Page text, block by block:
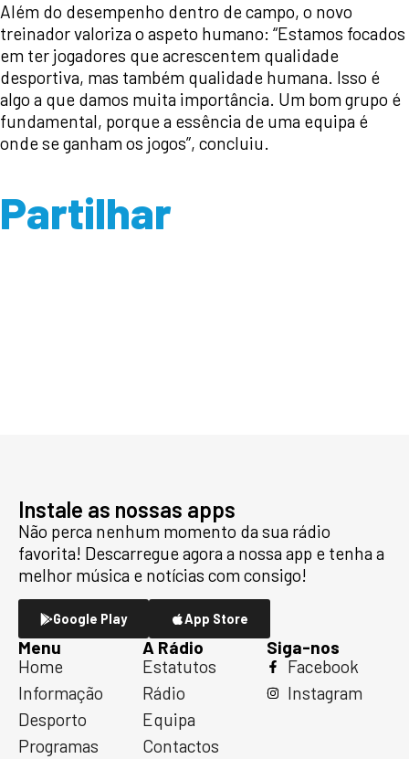
Além do desempenho dentro de campo, o novo
treinador valoriza o aspeto humano: “Estamos focados
em ter jogadores que acrescentem qualidade
desportiva, mas também qualidade humana. Isso é
algo a que damos muita importância. Um bom grupo é
fundamental, porque a essência de uma equipa é
onde se ganham os jogos”, concluiu.
Partilhar
Instale as nossas apps
Não perca nenhum momento da sua rádio
favorita! Descarregue agora a nossa app e tenha a
melhor música e notícias com consigo!
Google Play App Store
Menu
Home
Informação
Desporto
Programas
A Rádio
Estatutos
Rádio
Equipa
Contactos
Siga-nos
Facebook
Instagram